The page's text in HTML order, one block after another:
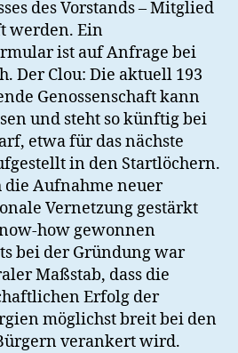
des Vorstands – Mitglied
werden. Ein
ist auf Anfrage bei
Der Clou: Die aktuell 193
Genossenschaft kann
und steht so künftig bei
etwa für das nächste
in den Startlöchern.
Aufnahme neuer
Vernetzung gestärkt
how gewonnen
bei der Gründung war
Maßstab, dass die
Erfolg der
möglichst breit bei den
verankert wird.